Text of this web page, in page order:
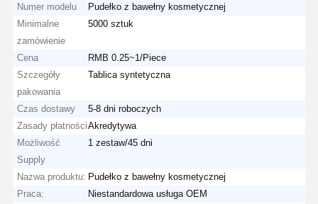
Numer modelu
Pudełko z bawełny kosmetycznej
Minimalne
zamówienie
5000 sztuk
Cena
RMB 0.25~1/Piece
Szczegóły
pakowania
Tablica syntetyczna
Czas dostawy
5-8 dni roboczych
Zasady płatnościAkredytywa
Możliwość
Supply
1 zestaw/45 dni
Nazwa produktu: Pudełko z bawełny kosmetycznej
Praca:
Niestandardowa usługa OEM